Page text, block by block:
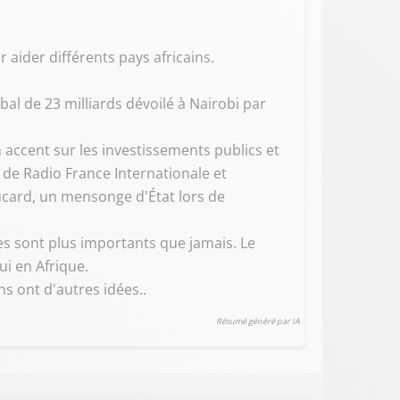
aider différents pays africains.
de 23 milliards dévoilé à Nairobi par
sur les investissements publics et
Radio France Internationale et
un mensonge d'État lors de
sont plus importants que jamais. Le
en Afrique.
ont d'autres idées..
Résumé généré par IA